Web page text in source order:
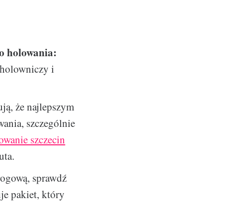
holowania:
i
że najlepszym
szczególnie
szczecin
sprawdź
pakiet, który